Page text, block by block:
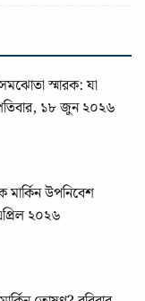
স্মারক: যা
১৮ জুন ২০২৬
মার্কিন উপনিবেশ
২০২৬